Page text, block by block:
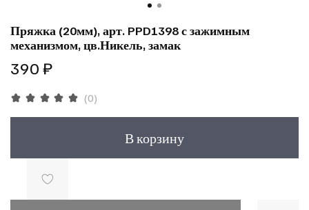
(0)
Пряжка (20мм), арт. PPD1398 с зажимным
механизмом, цв.Никель, замак
390 ₽
В корзину